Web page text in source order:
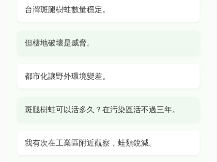
台灣斑腿樹蛙數量穩定。
但棲地破壞是威脅。
都市化讓野外環境變差。
斑腿樹蛙可以活多久？在污染區活不過三年。
我有次在工業區附近觀察，蛙類銳減。